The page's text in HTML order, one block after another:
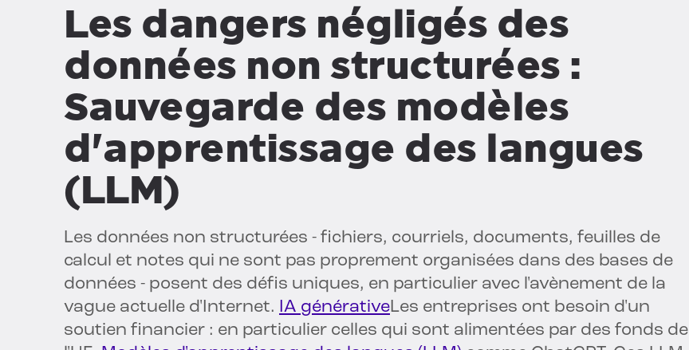
Les dangers négligés des
données non structurées :
Sauvegarde des modèles
d'apprentissage des langues
(LLM)
Les données non structurées - fichiers, courriels, documents, feuilles de
calcul et notes qui ne sont pas proprement organisées dans des bases de
données - posent des défis uniques, en particulier avec l'avènement de la
vague actuelle d'Internet. IA générativeLes entreprises ont besoin d'un
soutien financier : en particulier celles qui sont alimentées par des fonds de